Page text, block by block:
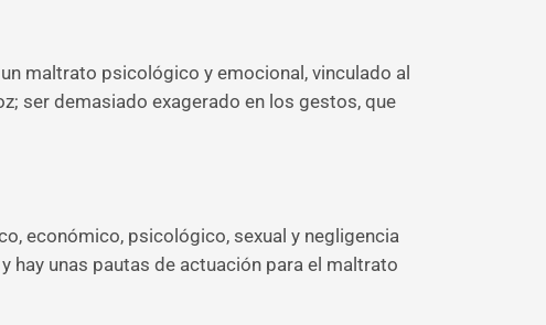
maltrato psicológico y emocional, vinculado al
ser demasiado exagerado en los gestos, que
económico, psicológico, sexual y negligencia
hay unas pautas de actuación para el maltrato